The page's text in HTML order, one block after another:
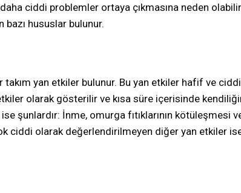
ciddi problemler ortaya çıkmasına neden
hususlar bulunur.
yan etkiler bulunur. Bu yan etkiler hafif ve
olarak gösterilir ve kısa süre içerisinde
şunlardır: İnme, omurga fıtıklarının kötüleşmesi
ciddi olarak değerlendirilmeyen diğer yan etkiler